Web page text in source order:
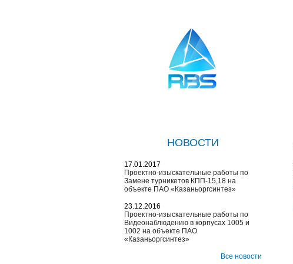
НОВОСТИ
17.01.2017
Проектно-изыскательные работы по
Замене турникетов КПП-15,18 на
объекте ПАО «Казаньоргсинтез»
23.12.2016
Проектно-изыскательные работы по
Видеонаблюдению в корпусах 1005 и
1002 на объекте ПАО
«Казаньоргсинтез»
Все новости